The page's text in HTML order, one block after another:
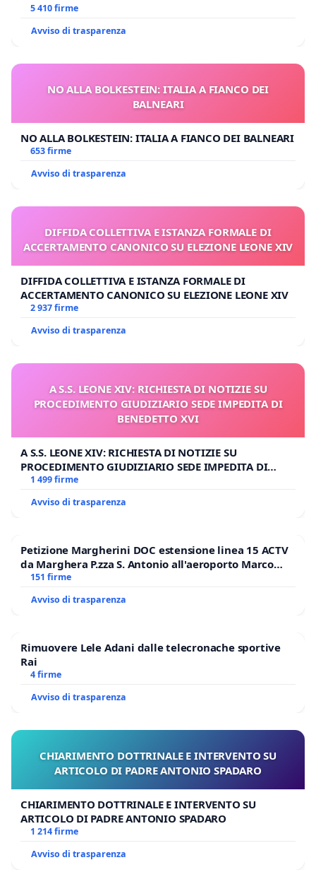
E/O DI FAR APRIRE IL RELATIVO PROCESSO
5 410 firme
Avviso di trasparenza
NO ALLA BOLKESTEIN: ITALIA A FIANCO DEI
BALNEARI
NO ALLA BOLKESTEIN: ITALIA A FIANCO DEI BALNEARI
653 firme
Avviso di trasparenza
DIFFIDA COLLETTIVA E ISTANZA FORMALE DI
ACCERTAMENTO CANONICO SU ELEZIONE LEONE XIV
DIFFIDA COLLETTIVA E ISTANZA FORMALE DI
ACCERTAMENTO CANONICO SU ELEZIONE LEONE XIV
2 937 firme
Avviso di trasparenza
A S.S. LEONE XIV: RICHIESTA DI NOTIZIE SU
PROCEDIMENTO GIUDIZIARIO SEDE IMPEDITA DI
BENEDETTO XVI
A S.S. LEONE XIV: RICHIESTA DI NOTIZIE SU
PROCEDIMENTO GIUDIZIARIO SEDE IMPEDITA DI
BENEDETTO XVI
1 499 firme
Avviso di trasparenza
Petizione Margherini DOC estensione linea 15 ACTV
da Marghera P.zza S. Antonio all'aeroporto Marco
Polo tariffa a € 1,50
151 firme
Avviso di trasparenza
Rimuovere Lele Adani dalle telecronache sportive
Rai
4 firme
Avviso di trasparenza
CHIARIMENTO DOTTRINALE E INTERVENTO SU
ARTICOLO DI PADRE ANTONIO SPADARO
CHIARIMENTO DOTTRINALE E INTERVENTO SU
ARTICOLO DI PADRE ANTONIO SPADARO
1 214 firme
Avviso di trasparenza